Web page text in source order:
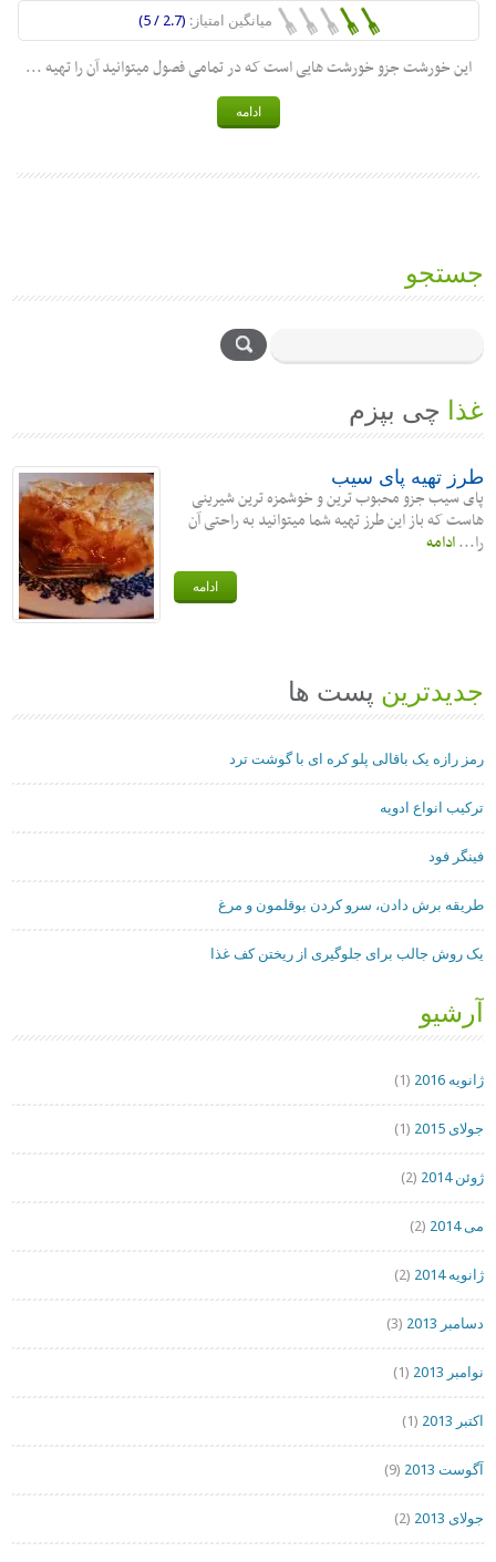
میانگین امتیاز: (2.7 / 5)
این خورشت جزو خورشت هایی است که در تمامی فصول میتوانید آن را تهیه ...
ادامه
جستجو
غذا چی بپزم
طرز تهیه پای سیب
پای سیب جزو محبوب ترین و خوشمزه ترین شیرینی
هاست که باز این طرز تهیه شما میتوانید به راحتی آن
را...ادامه
ادامه
جدیدترین پست ها
رمز رازه یک باقالی پلو کره ای با گوشت ترد
ترکیب انواع ادویه
فینگر فود
طریقه برش دادن، سرو کردن بوقلمون و مرغ
یک روش جالب برای جلوگیری از ریختن کف غذا
آرشیو
ژانویه 2016 (1)
جولای 2015 (1)
ژوئن 2014 (2)
می 2014 (2)
ژانویه 2014 (2)
دسامبر 2013 (3)
نوامبر 2013 (1)
اکتبر 2013 (1)
آگوست 2013 (9)
جولای 2013 (2)